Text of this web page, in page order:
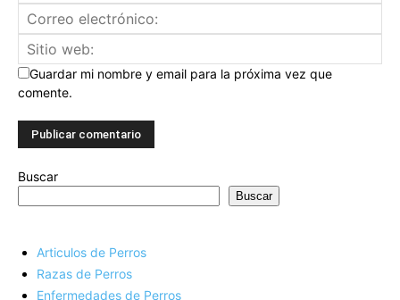
Guardar mi nombre y email para la próxima vez que
comente.
Buscar
Buscar
Articulos de Perros
Razas de Perros
Enfermedades de Perros